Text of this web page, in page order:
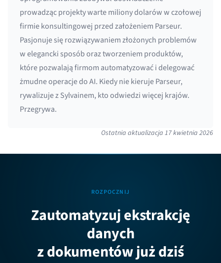
prowadząc projekty warte miliony dolarów w czołowej
firmie konsultingowej przed założeniem Parseur.
Pasjonuje się rozwiązywaniem złożonych problemów
w elegancki sposób oraz tworzeniem produktów,
które pozwalają firmom automatyzować i delegować
żmudne operacje do AI. Kiedy nie kieruje Parseur,
rywalizuje z Sylvainem, kto odwiedzi więcej krajów.
Przegrywa.
Ostatnia aktualizacja 17 kwietnia 2026
ROZPOCZNIJ
Zautomatyzuj ekstrakcję
danych
z dokumentów już dziś